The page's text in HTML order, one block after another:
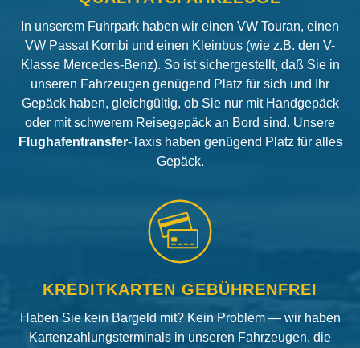
In unserem Fuhrpark haben wir einen VW Touran, einen
VW Passat Kombi und einen Kleinbus (wie z.B. den V-
Klasse Mercedes-Benz). So ist sichergestellt, daß Sie in
unseren Fahrzeugen genügend Platz für sich und Ihr
Gepäck haben, gleichgültig, ob Sie nur mit Handgepäck
oder mit schwerem Reisegepäck an Bord sind. Unsere
Flughafentransfer-Taxis haben genügend Platz für alles
Gepäck.
KREDITKARTEN GEBÜHRENFREI
Haben Sie kein Bargeld mit? Kein Problem — wir haben
Kartenzahlungsterminals in unseren Fahrzeugen, die